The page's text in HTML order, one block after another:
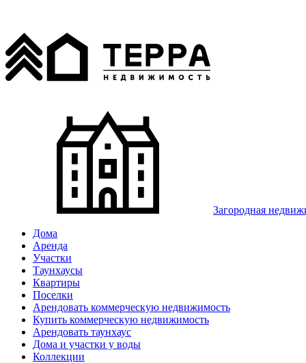
Загородная
Дома
Аренда
Участки
Таунхаусы
Квартиры
Поселки
Арендовать коммерческую недвижимость
Купить коммерческую недвижимость
Арендовать таунхаус
Дома и участки у воды
Коллекции